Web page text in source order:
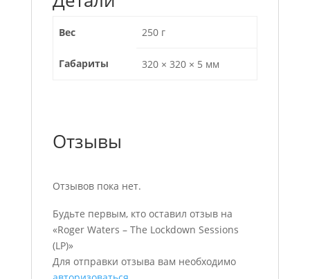
Вес 250 г
Габариты 320 × 320 × 5 мм
Отзывы
Отзывов пока нет.
Будьте первым, кто оставил отзыв на
«Roger Waters – The Lockdown Sessions
(LP)»
Для отправки отзыва вам необходимо